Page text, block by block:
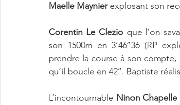
Maelle Maynier explosant son
Corentin Le Clezio que l’on
son 1500m en 3’46’’36 (RP
prendre la course à son compte,
qu’il boucle en 42’’. Baptiste
L’incontournable Ninon Chapelle